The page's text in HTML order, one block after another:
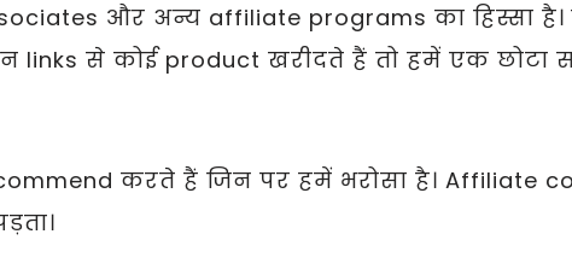
और अन्य affiliate programs का हिस्सा
से कोई product खरीदते हैं तो हमें एक छोटा
करते हैं जिन पर हमें भरोसा है। Affiliate